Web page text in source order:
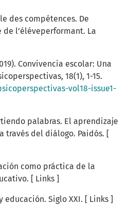
des compétences. De
l’éléveperformant. La
Convivencia escolar: Una
18(1), 1-15.
vol18-issue1-
palabras. El aprendizaje
través del diálogo. Paidós. [
como práctica de la
[ Links ]
educación. Siglo XXI. [ Links ]